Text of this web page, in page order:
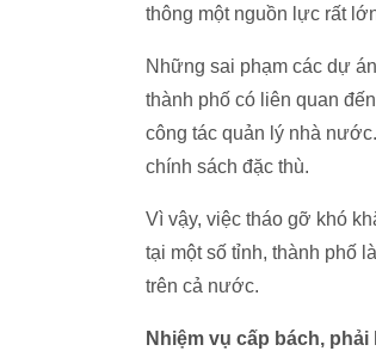
thông một nguồn lực rất
Những sai phạm các dự
thành phố có liên quan
công tác quản lý nhà
chính sách đặc thù.
Vì vậy, việc tháo gỡ khó
tại một số tỉnh, thành phố
trên cả nước.
Nhiệm vụ cấp bách,